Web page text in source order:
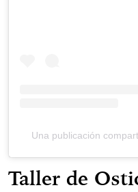
Una publicación
Taller de